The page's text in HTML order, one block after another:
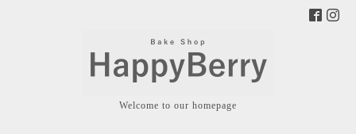
Welcome to our homepage